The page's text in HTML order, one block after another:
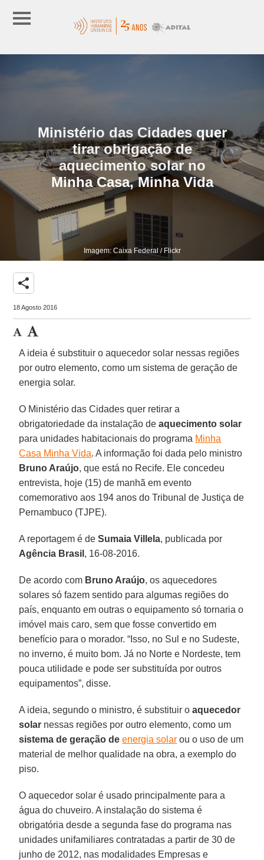
Ministério das Cidades quer
tirar obrigação de
aquecimento solar no
Minha Casa, Minha Vida
Imagem: Caixa Federal / Flickr
share
18 Agosto 2016
A ideia é substituir o aquecedor solar nessas regiões
por outro elemento, como um sistema de geração de
energia solar.
O Ministério das Cidades quer retirar a
obrigatoriedade da instalação deaquecimento solar
para unidades habitacionais do programa Minha
Casa Minha Vida. A informação foi dada pelo ministro
Bruno Araújo, que está no Recife. Ele concedeu
entrevista, hoje (15) de manhã em evento
comemorativo aos 194 anos do Tribunal de Justiça de
Pernambuco (TJPE).
A reportagem é deSumaia Villela, publicada por
Agência Brasil , 16-08-2016.
De acordo com Bruno Araújo, os aquecedores
solares só fazem sentido para algumas regiões do
país, enquanto em outras o equipamento só tornaria o
imóvel mais caro, sem que fosse convertido em
benefício para o morador. “Isso, no Sul e no Sudeste,
no inverno, é muito bom. Já no Norte e Nordeste, tem
pouca utilidade e pode ser substituída por outros
equipamentos”, disse.
A ideia, segundo o ministro, é substituir oaquecedor
solar nessas regiões por outro elemento, como um
sistema de geração deenergia solar ou o uso de um
material de melhor qualidade na obra, a exemplo do
piso.
O aquecedor solar é usado principalmente para a
água do chuveiro. A instalação do sistema é
obrigatória desde a segunda fase do programa nas
unidades unifamiliares contratadas a partir de 30 de
junho de 2012, nas modalidades Empresas e